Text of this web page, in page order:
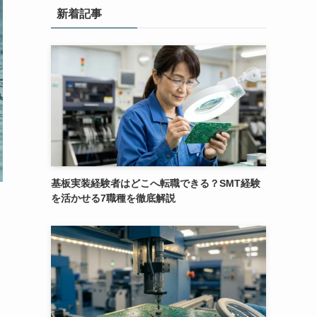
新着記事
基板実装経験者はどこへ転職できる？SMT経験
を活かせる7職種を徹底解説